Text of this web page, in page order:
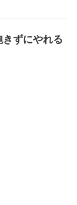
ずにやれる